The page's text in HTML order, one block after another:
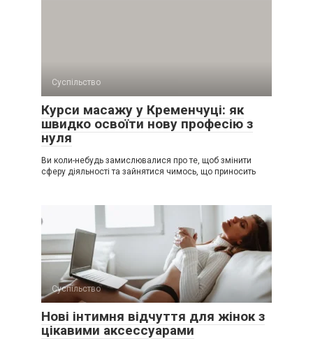
Суспільство
Курси масажу у Кременчуці: як
швидко освоїти нову професію з
нуля
Ви коли-небудь замислювалися про те, щоб змінити
сферу діяльності та зайнятися чимось, що приносить
Суспільство
Нові інтимня відчуття для жінок з
цікавими аксессуарами